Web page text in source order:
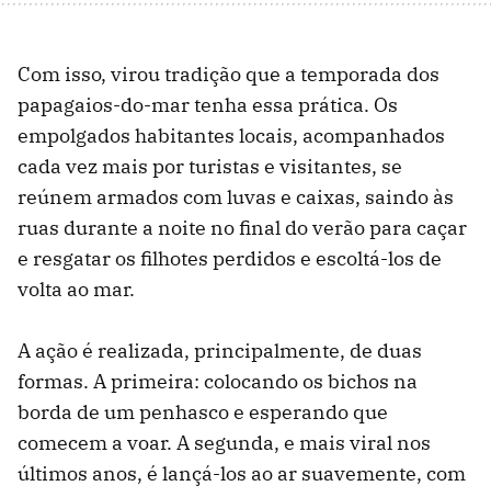
Com isso, virou tradição que a temporada dos
papagaios-do-mar tenha essa prática. Os
empolgados habitantes locais, acompanhados
cada vez mais por turistas e visitantes, se
reúnem armados com luvas e caixas, saindo às
ruas durante a noite no final do verão para caçar
e resgatar os filhotes perdidos e escoltá-los de
volta ao mar.
A ação é realizada, principalmente, de duas
formas. A primeira: colocando os bichos na
borda de um penhasco e esperando que
comecem a voar. A segunda, e mais viral nos
últimos anos, é lançá-los ao ar suavemente, com